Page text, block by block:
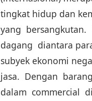
tingkat hidup dan
yang bersangkutan.
dagang diantara
subyek ekonomi
jasa. Dengan
dalam commercial